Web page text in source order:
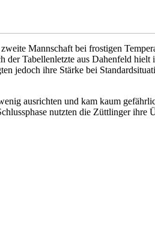
Mannschaft bei frostigen
Tabellenletzte aus Dahenfeld
jedoch ihre Stärke bei
ausrichten und kam kaum
nutzten die Züttlinger ihre